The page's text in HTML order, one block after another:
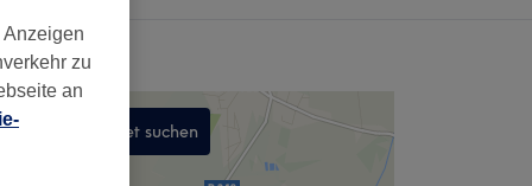
In diesem Gebiet suchen
zu
an